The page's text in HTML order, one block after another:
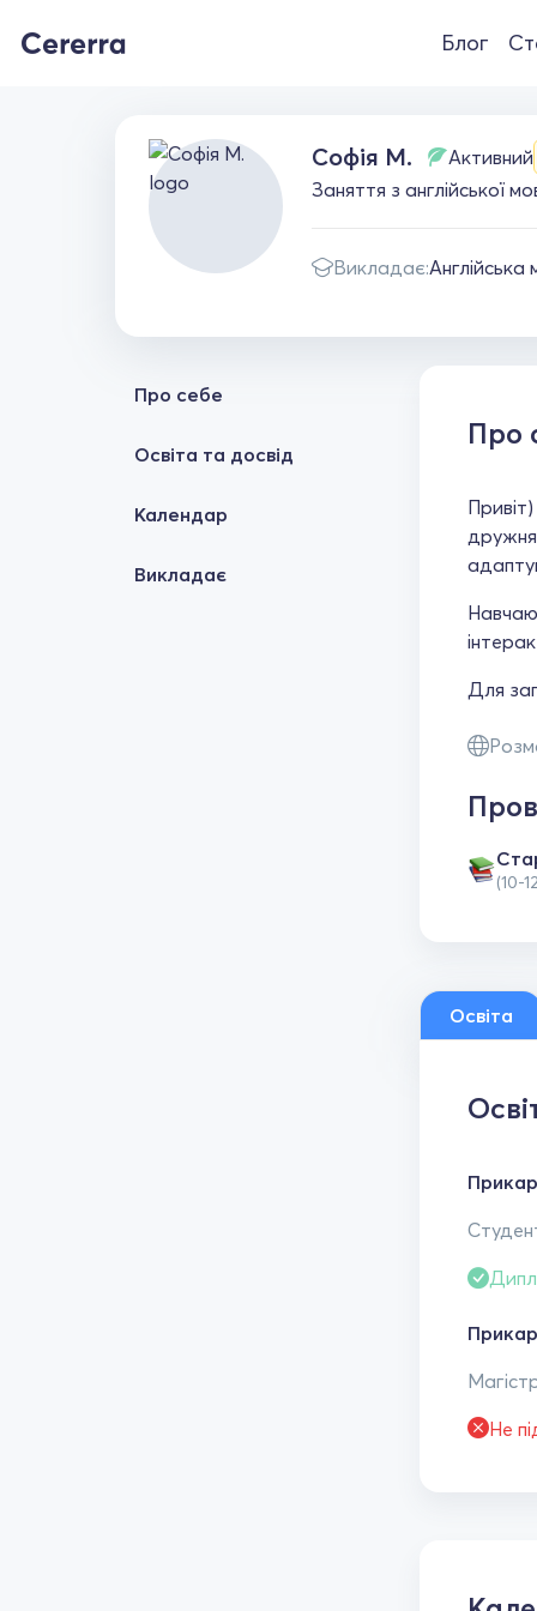
Блог
Софія М.
Активний
Заняття з англійської
Викладає:Англійська
Про себе
Освіта та досвід
Календар
Викладає
Про
дружня
Навчаю
Для
(10-
Освіта
Не